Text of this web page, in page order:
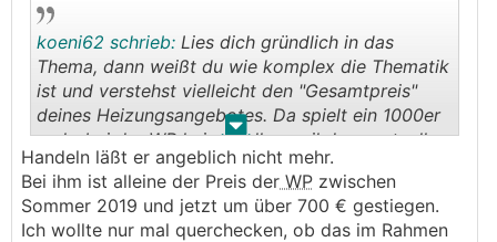
. .
koeni62 schrieb: Lies dich gründlich in das
Thema, dann weißt du wie komplex die Thematik
ist und verstehst vielleicht den "Gesamtpreis"
deines Heizungsangebotes. Da spielt ein 1000er
mehr bei derWPkeine Rolle...weil da eventuell
eine sorgfältige Planung enthalten ist.
Ein wenig Handeln wirst du auch bei einem guten
Insti können.
Handeln läßt er angeblich nicht mehr.
Bei ihm ist alleine der Preis der WP zwischen
Sommer 2019 und jetzt um über 700 € gestiegen.
Ich wollte nur mal querchecken, ob das im Rahmen